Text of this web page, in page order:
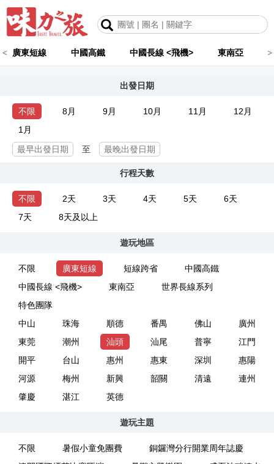
< 廣東短線 中國高鐵 中國長線 <飛機> 東南亞 >
出發日期
不限 8月 9月 10月 11月
12月
1月
至
行程天數
不限 2天 3天 4天 5天
6天
7天
8天及以上
遊玩地區
不限 廣東短線 短線跨省
中國高鐵
中國長線 <飛機>
東南亞
世界長線系列
特色團隊
中山
珠海 順德 番禺 佛山
廣州
東莞
潮州 汕頭 汕尾 普寧
江門
開平
台山 惠州 惠東 深圳
惠陽
河源
梅州 新興 韶關 清遠
連州
肇慶
湛江 英德
遊玩主題
不限 暑假小童免團費
銅鑼灣分行開業周年誌慶